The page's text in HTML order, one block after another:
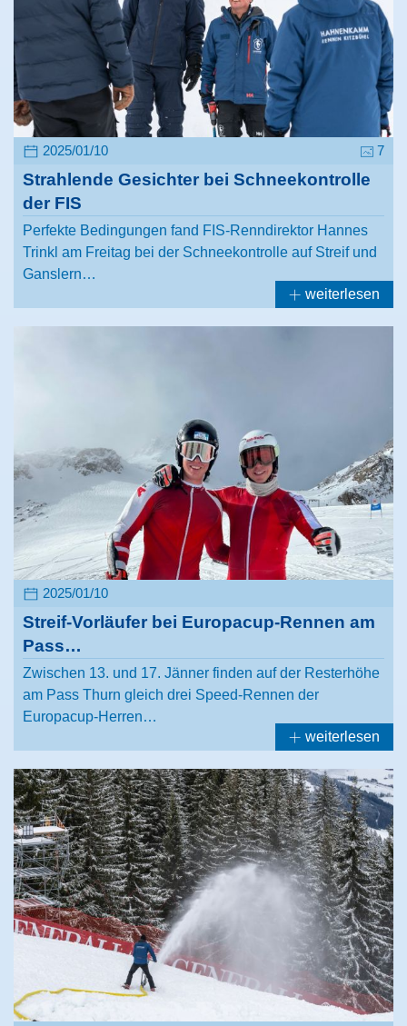
2025/01/10 7
Strahlende Gesichter bei Schneekontrolle
der FIS
Perfekte Bedingungen fand FIS-Renndirektor Hannes
Trinkl am Freitag bei der Schneekontrolle auf Streif und
Ganslern…
weiterlesen
2025/01/10
Streif-Vorläufer bei Europacup-Rennen am
Pass…
Zwischen 13. und 17. Jänner finden auf der Resterhöhe
am Pass Thurn gleich drei Speed-Rennen der
Europacup-Herren…
weiterlesen